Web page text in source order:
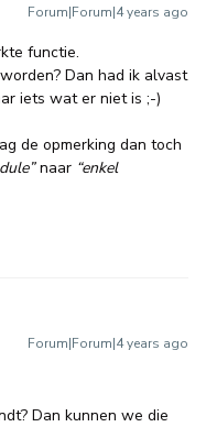
Forum|Forum|4 years ago
functie.
Dan had ik alvast
iets wat er niet is ;-)
de opmerking dan toch
naar “enkel
Forum|Forum|4 years ago
Dan kunnen we die